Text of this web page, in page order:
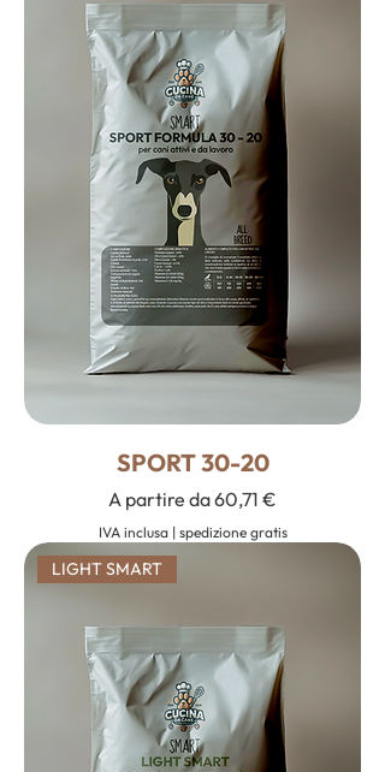
SPORT 30-20
A partire da60,71 €
Prezzo scontato
IVA inclusa| spedizione gratis
LIGHT SMART